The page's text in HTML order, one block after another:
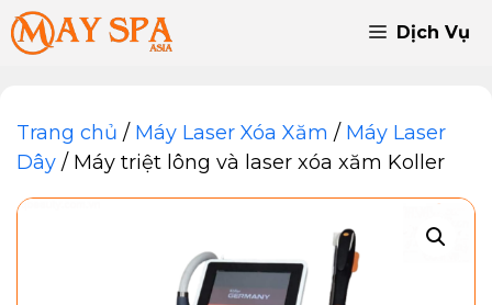
Chuyển
đến
Dịch Vụ
Trang chủ / Máy Laser Xóa Xăm / Máy Laser
Dây / Máy triệt lông và laser xóa xăm Koller